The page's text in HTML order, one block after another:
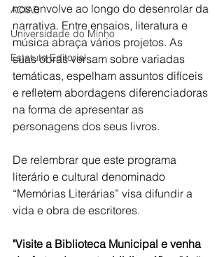
ACIAB
Universidade do Minho
Estatuto Editorial
nos envolve ao longo do desenrolar da
narrativa. Entre ensaios, literatura e
música abraça vários projetos. As
suas obras versam sobre variadas
temáticas, espelham assuntos difíceis
e refletem abordagens diferenciadoras
na forma de apresentar as
personagens dos seus livros.
De relembrar que este programa
literário e cultural denominado
“Memórias Literárias” visa difundir a
vida e obra de escritores.
"Visite a Biblioteca Municipal e venha